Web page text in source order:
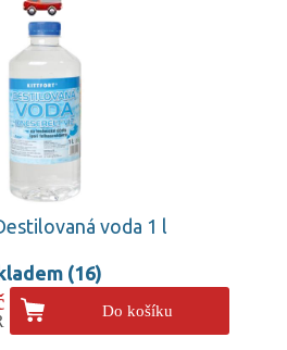
voda 1 l
(16)
Do košíku